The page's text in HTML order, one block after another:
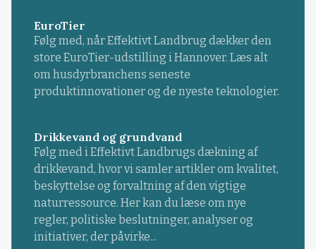
EuroTier
Følg med, når Effektivt Landbrug dækker den
store EuroTier-udstilling i Hannover. Læs alt
om husdyrbranchens seneste
produktinnovationer og de nyeste teknologier.
Drikkevand og grundvand
Følg med i Effektivt Landbrugs dækning af
drikkevand, hvor vi samler artikler om kvalitet,
beskyttelse og forvaltning af den vigtige
naturressource. Her kan du læse om nye
regler, politiske beslutninger, analyser og
initiativer, der påvirke...